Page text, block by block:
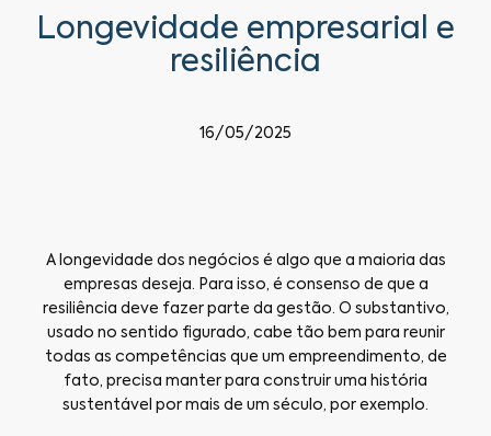
Longevidade empresarial e
resiliência
16/05/2025
A longevidade dos negócios é algo que a maioria das
empresas deseja. Para isso, é consenso de que a
resiliência deve fazer parte da gestão. O substantivo,
usado no sentido figurado, cabe tão bem para reunir
todas as competências que um empreendimento, de
fato, precisa manter para construir uma história
sustentável por mais de um século, por exemplo.